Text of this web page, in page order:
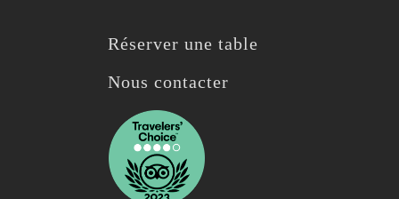
Réserver une table
Nous contacter